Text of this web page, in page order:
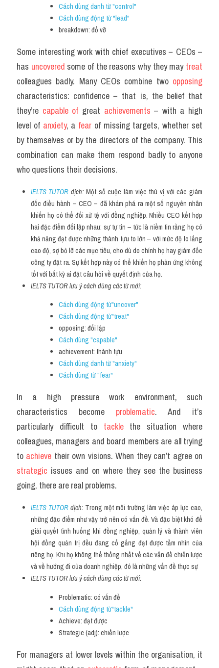
Cách dùng danh từ "control"
Cách dùng động từ "lead"
breakdown: đổ vỡ
Some interesting work with chief executives – CEOs –
has uncovered some of the reasons why they may
colleagues badly. Many CEOs combine two
characteristics: confidence – that is, the belief that
they’re capable of great achievements – with a high
level of anxiety, a fear of missing targets, whether set
by themselves or by the directors of the company. This
combination can make them respond badly to anyone
who questions their decisions.
IELTS TUTOR dịch: Một số cuộc làm việc thú vị với các giám
đốc điều hành – CEO – đã khám phá ra một số nguyên nhân
khiến họ có thể đối xử tệ với đồng nghiệp. Nhiều CEO kết hợp
hai đặc điểm đối lập nhau: sự tự tin – tức là niềm tin rằng họ có
khả năng đạt được những thành tựu to lớn – với mức độ lo lắng
cao độ, sợ bỏ lỡ các mục tiêu, cho dù do chính họ hay giám đốc
công ty đặt ra. Sự kết hợp này có thể khiến họ phản ứng không
tốt với bất kỳ ai đặt câu hỏi về quyết định của họ.
IELTS TUTOR lưu ý cách dùng các từ mới:
Cách dùng động từ"uncover"
Cách dùng động từ"treat"
opposing: đối lập
Cách dùng "capable"
achievement: thành tựu
Cách dùng danh từ "anxiety"
Cách dùng từ "fear"
In a high pressure work environment, such
characteristics become problematic. And it’s
particularly difficult to tackle the situation where
colleagues, managers and board members are all trying
to achieve
strategic issues and on where they see the business
going, there are real problems.
IELTS TUTOR dịch: Trong một môi trường làm việc áp lực cao,
những đặc điểm như vậy trở nên có vấn đề. Và đặc biệt khó để
giải quyết tình huống khi đồng nghiệp, quản lý và thành viên
hội đồng quản trị đều đang cố gắng đạt được tầm nhìn của
riêng họ. Khi họ không thể thống nhất về các vấn đề chiến lược
và về hướng đi của doanh nghiệp, đó là những vấn đề thực sự
IELTS TUTOR lưu ý cách dùng các từ mới:
Problematic: có vấn đề
Cách dùng động từ"tackle"
Achieve: đạt được
Strategic (adj): chiến lược
For managers at lower levels within the organisation, it